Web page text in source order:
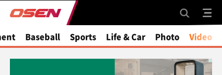
Baseball Sports Life & Car Photo Video